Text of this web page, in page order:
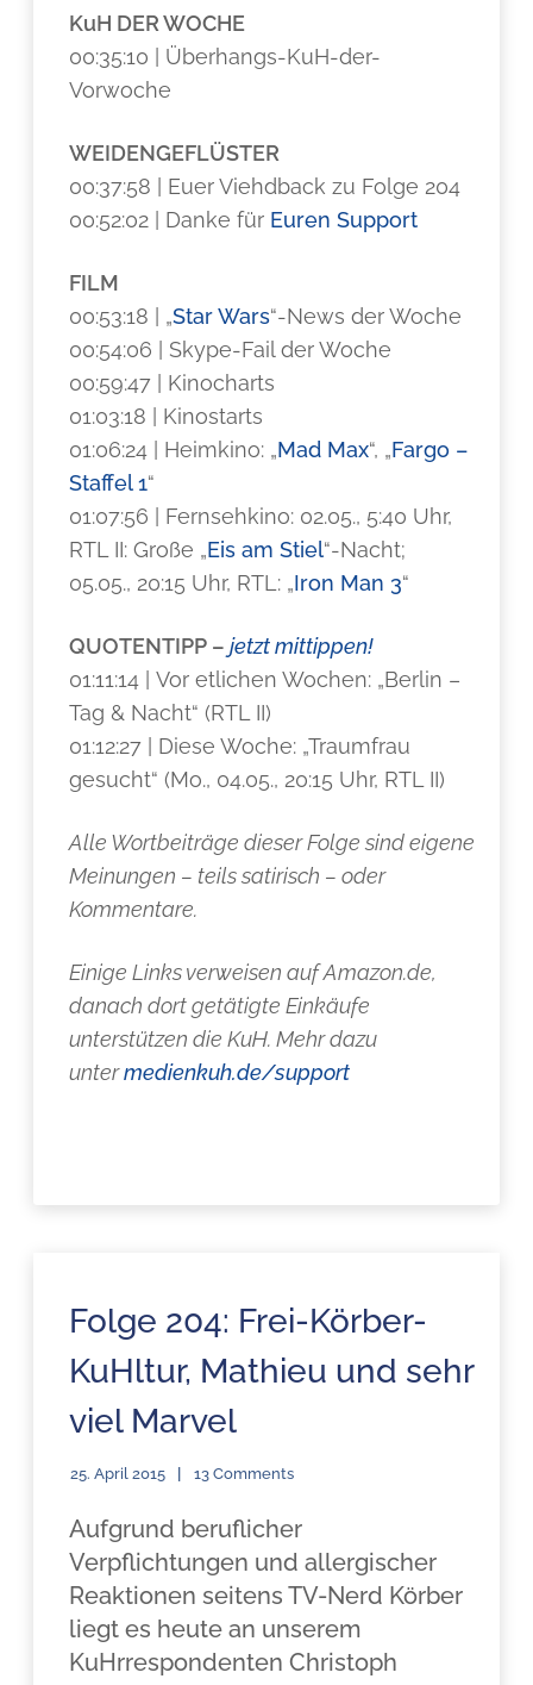
KuH DER WOCHE
00:35:10 | Überhangs-KuH-der-
Vorwoche
WEIDENGEFLÜSTER
00:37:58 | Euer Viehdback zu Folge 204
00:52:02 | Danke für Euren Support
FILM
00:53:18 | „Star Wars“-News der Woche
00:54:06 | Skype-Fail der Woche
00:59:47 | Kinocharts
01:03:18 | Kinostarts
01:06:24 | Heimkino: „Mad Max“, „Fargo –
Staffel 1“
01:07:56 | Fernsehkino: 02.05., 5:40 Uhr,
RTL II: Große „Eis am Stiel“-Nacht;
05.05., 20:15 Uhr, RTL: „Iron Man 3“
QUOTENTIPP –jetzt mittippen!
01:11:14 | Vor etlichen Wochen: „Berlin –
Tag & Nacht“ (RTL II)
01:12:27 | Diese Woche: „Traumfrau
gesucht“ (Mo., 04.05., 20:15 Uhr, RTL II)
Alle Wortbeiträge dieser Folge sind eigene
Meinungen – teils satirisch – oder
Kommentare.
Einige Links verweisen auf Amazon.de,
danach dort getätigte Einkäufe
unterstützen die KuH. Mehr dazu
untermedienkuh.de/support
Folge 204: Frei-Körber-
KuHltur, Mathieu und sehr
viel Marvel
25. April 2015 13 Comments
Aufgrund beruflicher
Verpflichtungen und allergischer
Reaktionen seitens TV-Nerd Körber
liegt es heute an unserem
KuHrrespondenten Christoph